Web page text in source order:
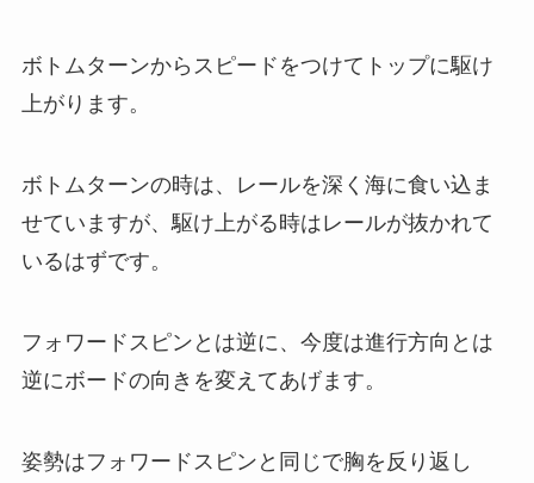
ボトムターンからスピードをつけてトップに駆け
上がります。
ボトムターンの時は、レールを深く海に食い込ま
せていますが、駆け上がる時はレールが抜かれて
いるはずです。
フォワードスピンとは逆に、今度は進行方向とは
逆にボードの向きを変えてあげます。
姿勢はフォワードスピンと同じで胸を反り返し